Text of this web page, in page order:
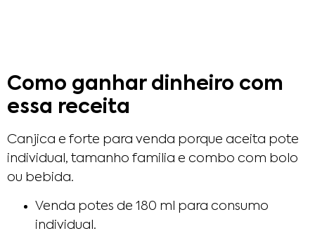
Como ganhar dinheiro com
essa receita
Canjica e forte para venda porque aceita pote
individual, tamanho familia e combo com bolo
ou bebida.
Venda potes de 180 ml para consumo
individual.